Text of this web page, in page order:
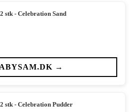
stk - Celebration Sand
→
stk - Celebration Pudder